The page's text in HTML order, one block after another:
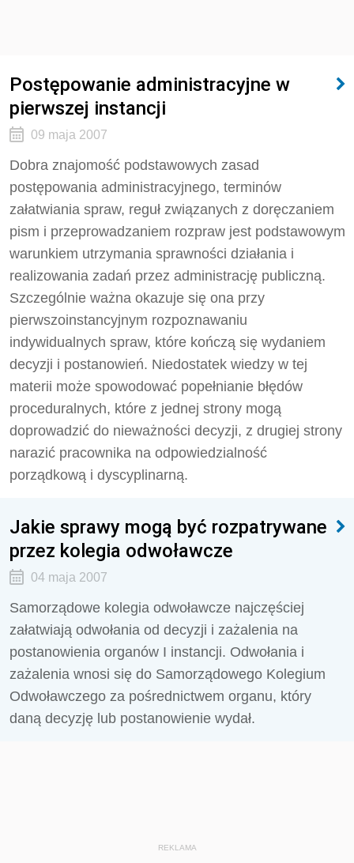
Postępowanie administracyjne w
pierwszej instancji
09 maja 2007
Dobra znajomość podstawowych zasad
postępowania administracyjnego, terminów
załatwiania spraw, reguł związanych z doręczaniem
pism i przeprowadzaniem rozpraw jest podstawowym
warunkiem utrzymania sprawności działania i
realizowania zadań przez administrację publiczną.
Szczególnie ważna okazuje się ona przy
pierwszoinstancyjnym rozpoznawaniu
indywidualnych spraw, które kończą się wydaniem
decyzji i postanowień. Niedostatek wiedzy w tej
materii może spowodować popełnianie błędów
proceduralnych, które z jednej strony mogą
doprowadzić do nieważności decyzji, z drugiej strony
narazić pracownika na odpowiedzialność
porządkową i dyscyplinarną.
Jakie sprawy mogą być rozpatrywane
przez kolegia odwoławcze
04 maja 2007
Samorządowe kolegia odwoławcze najczęściej
załatwiają odwołania od decyzji i zażalenia na
postanowienia organów I instancji. Odwołania i
zażalenia wnosi się do Samorządowego Kolegium
Odwoławczego za pośrednictwem organu, który
daną decyzję lub postanowienie wydał.
REKLAMA